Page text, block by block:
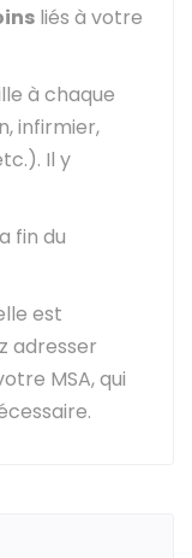
liés à votre
à chaque
infirmier,
Il y
fin du
est
adresser
MSA, qui